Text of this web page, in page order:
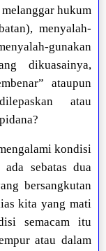
hukum
menyalah-
gunakan
dikuasainya,
ataupun
atau
kondisi
sebatas dua
bersangkutan
kita yang mati
semacam itu
atau dalam